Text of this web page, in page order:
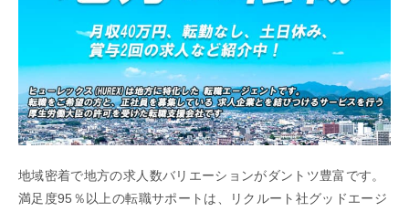
地域密着で地方の求人数バリエーションがダントツ豊富です。
満足度95％以上の転職サポートは、リクルート社グッドエージ